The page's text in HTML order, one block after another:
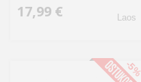
17,99 € Laos
-5%